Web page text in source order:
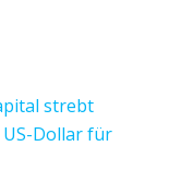
strebt
Dollar für